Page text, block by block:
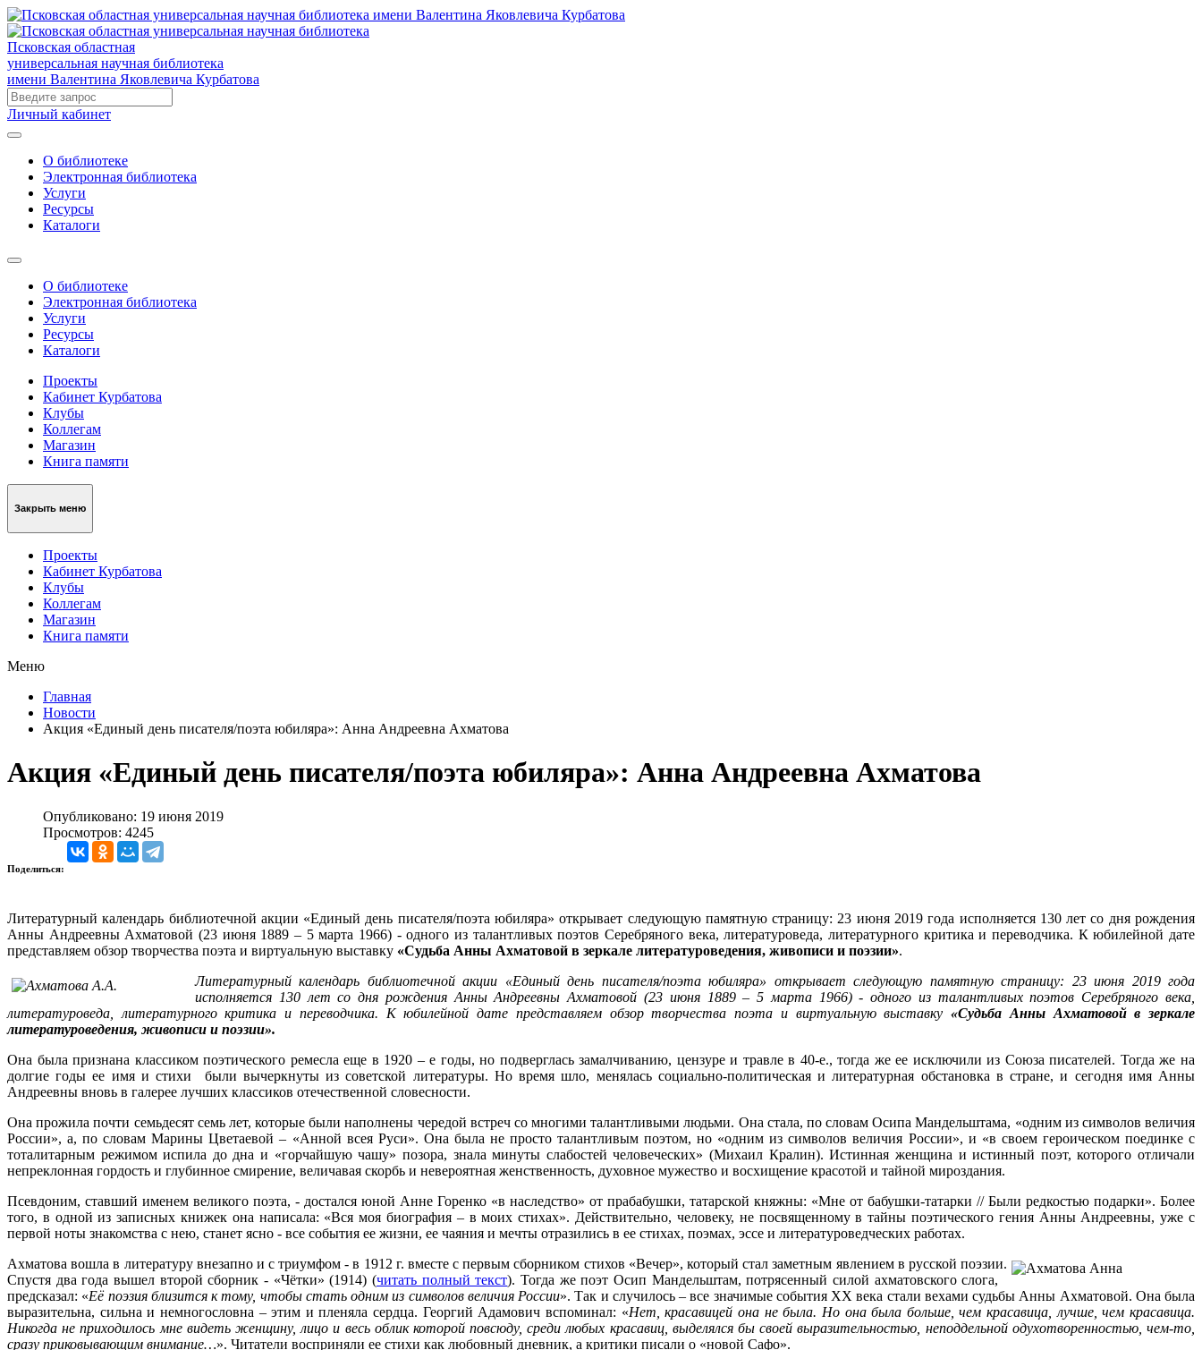
Псковская областная
универсальная научная библиотека
имени Валентина Яковлевича Курбатова
Личный кабинет
О библиотеке
Электронная библиотека
Услуги
Ресурсы
Каталоги
О библиотеке
Электронная библиотека
Услуги
Ресурсы
Каталоги
Проекты
Кабинет Курбатова
Клубы
Коллегам
Магазин
Книга памяти
Закрыть меню
Проекты
Кабинет Курбатова
Клубы
Коллегам
Магазин
Книга памяти
Меню
Главная
Новости
Акция «Единый день писателя/поэта юбиляра»: Анна Андреевна Ахматова
Акция «Единый день писателя/поэта юбиляра»: Анна Андреевна Ахматова
Опубликовано: 19 июня 2019
Просмотров: 4245
Поделиться:
Литературный календарь библиотечной акции «Единый день писателя/поэта юбиляра» открывает следующую памятную страницу: 23 июня 2019 года исполняется 130 лет со дня рождения
Анны Андреевны Ахматовой (23 июня 1889 – 5 марта 1966) - одного из талантливых поэтов Серебряного века, литературоведа, литературного критика и переводчика. К юбилейной дате
представляем обзор творчества поэта и виртуальную выставку «Судьба Анны Ахматовой в зеркале литературоведения, живописи и поэзии».
Литературный календарь библиотечной акции «Единый день писателя/поэта юбиляра» открывает следующую памятную страницу: 23 июня 2019 года
исполняется 130 лет со дня рождения Анны Андреевны Ахматовой (23 июня 1889 – 5 марта 1966) - одного из талантливых поэтов Серебряного века,
литературоведа, литературного критика и переводчика. К юбилейной дате представляем обзор творчества поэта и виртуальную выставку«Судьба Анны Ахматовой в зеркале
литературоведения, живописи и поэзии».
Она была признана классиком поэтического ремесла еще в 1920 – е годы, но подверглась замалчиванию, цензуре и травле в 40-е., тогда же ее исключили из Союза писателей. Тогда же на
долгие годы ее имя и стихи были вычеркнуты из советской литературы. Но время шло, менялась социально-политическая и литературная обстановка в стране, и сегодня имя Анны
Андреевны вновь в галерее лучших классиков отечественной словесности.
Она прожила почти семьдесят семь лет, которые были наполнены чередой встреч со многими талантливыми людьми. Она стала, по словам Осипа Мандельштама, «одним из символов величия
России», а, по словам Марины Цветаевой – «Анной всея Руси». Она была не просто талантливым поэтом, но «одним из символов величия России», и «в своем героическом поединке с
тоталитарным режимом испила до дна и «горчайшую чашу» позора, знала минуты слабостей человеческих» (Михаил Кралин). Истинная женщина и истинный поэт, которого отличали
непреклонная гордость и глубинное смирение, величавая скорбь и невероятная женственность, духовное мужество и восхищение красотой и тайной мироздания.
Псевдоним, ставший именем великого поэта, - достался юной Анне Горенко «в наследство» от прабабушки, татарской княжны: «Мне от бабушки-татарки // Были редкостью подарки». Более
того, в одной из записных книжек она написала: «Вся моя биография – в моих стихах». Действительно, человеку, не посвященному в тайны поэтического гения Анны Андреевны, уже с
первой ноты знакомства с нею, станет ясно - все события ее жизни, ее чаяния и мечты отразились в ее стихах, поэмах, эссе и литературоведческих работах.
Ахматова вошла в литературу внезапно и с триумфом - в 1912 г. вместе с первым сборником стихов «Вечер», который стал заметным явлением в русской поэзии.
Спустя два года вышел второй сборник - «Чётки» (1914) (читать полный текст). Тогда же поэт Осип Мандельштам, потрясенный силой ахматовского слога,
предсказал: «Её поэзия близится к тому, чтобы стать одним из символов величия России». Так и случилось – все значимые события XX века стали вехами судьбы Анны Ахматовой. Она была
выразительна, сильна и немногословна – этим и пленяла сердца. Георгий Адамович вспоминал: «Нет, красавицей она не была. Но она была больше, чем красавица, лучше, чем красавица.
Никогда не приходилось мне видеть женщину, лицо и весь облик которой повсюду, среди любых красавиц, выделялся бы своей выразительностью, неподдельной одухотворенностью, чем-то,
сразу приковывающим внимание…». Читатели восприняли ее стихи как любовный дневник, а критики писали о «новой Сафо».